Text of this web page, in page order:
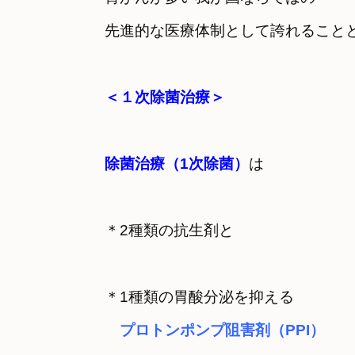
先進的な医療体制として誇れること
＜１次除菌治療＞
除菌治療（1次除菌） は
＊2種類の抗生剤と
＊1種類の胃酸分泌を抑える
プロトンポンプ阻害剤（PPI）